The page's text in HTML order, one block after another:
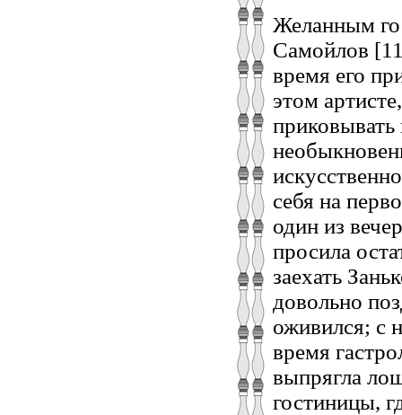
Желанным
Самойлов
время его
этом
приковывать
себя на
один из
просила
заехать
довольно
оживился; с
время
выпрягла
гостиницы,